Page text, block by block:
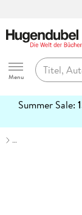
Hugendubel
Menu
Summer Sale:
erfahren
…